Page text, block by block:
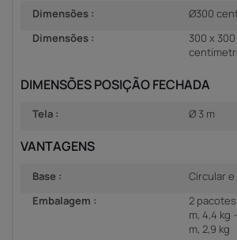
Dimensões :
Ø300
Dimensões :
300 x
DIMENSÕES POSIÇÃO FECHADA
Tela : Ø 3 m
VANTAGENS
Base :
Circular
Embalagem :
2
m, 4,4 kg
m, 2,9 kg